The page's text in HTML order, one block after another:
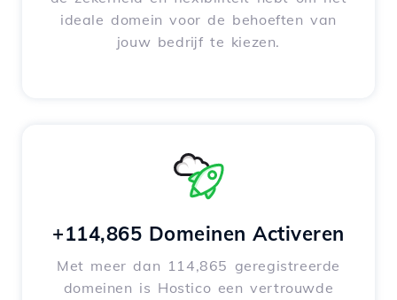
ideale domein voor de behoeften van
jouw bedrijf te kiezen.
+114,865 Domeinen Activeren
Met meer dan 114,865 geregistreerde
domeinen is Hostico een vertrouwde